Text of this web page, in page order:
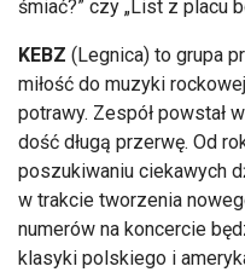
śmiać?” czy „List z placu
KEBZ (Legnica) to grupa
miłość do muzyki
potrawy. Zespół powstał
dość długą przerwę. Od
poszukiwaniu ciekawych
w trakcie tworzenia
numerów na koncercie
klasyki polskiego i